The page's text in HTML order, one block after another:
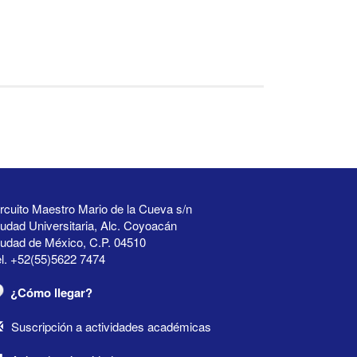
Maestro Mario de la Cueva s/n
Universitaria, Alc. Coyoacán
de México, C.P. 04510
+52(55)5622 7474
¿Cómo llegar?
Suscripción a actividades académicas